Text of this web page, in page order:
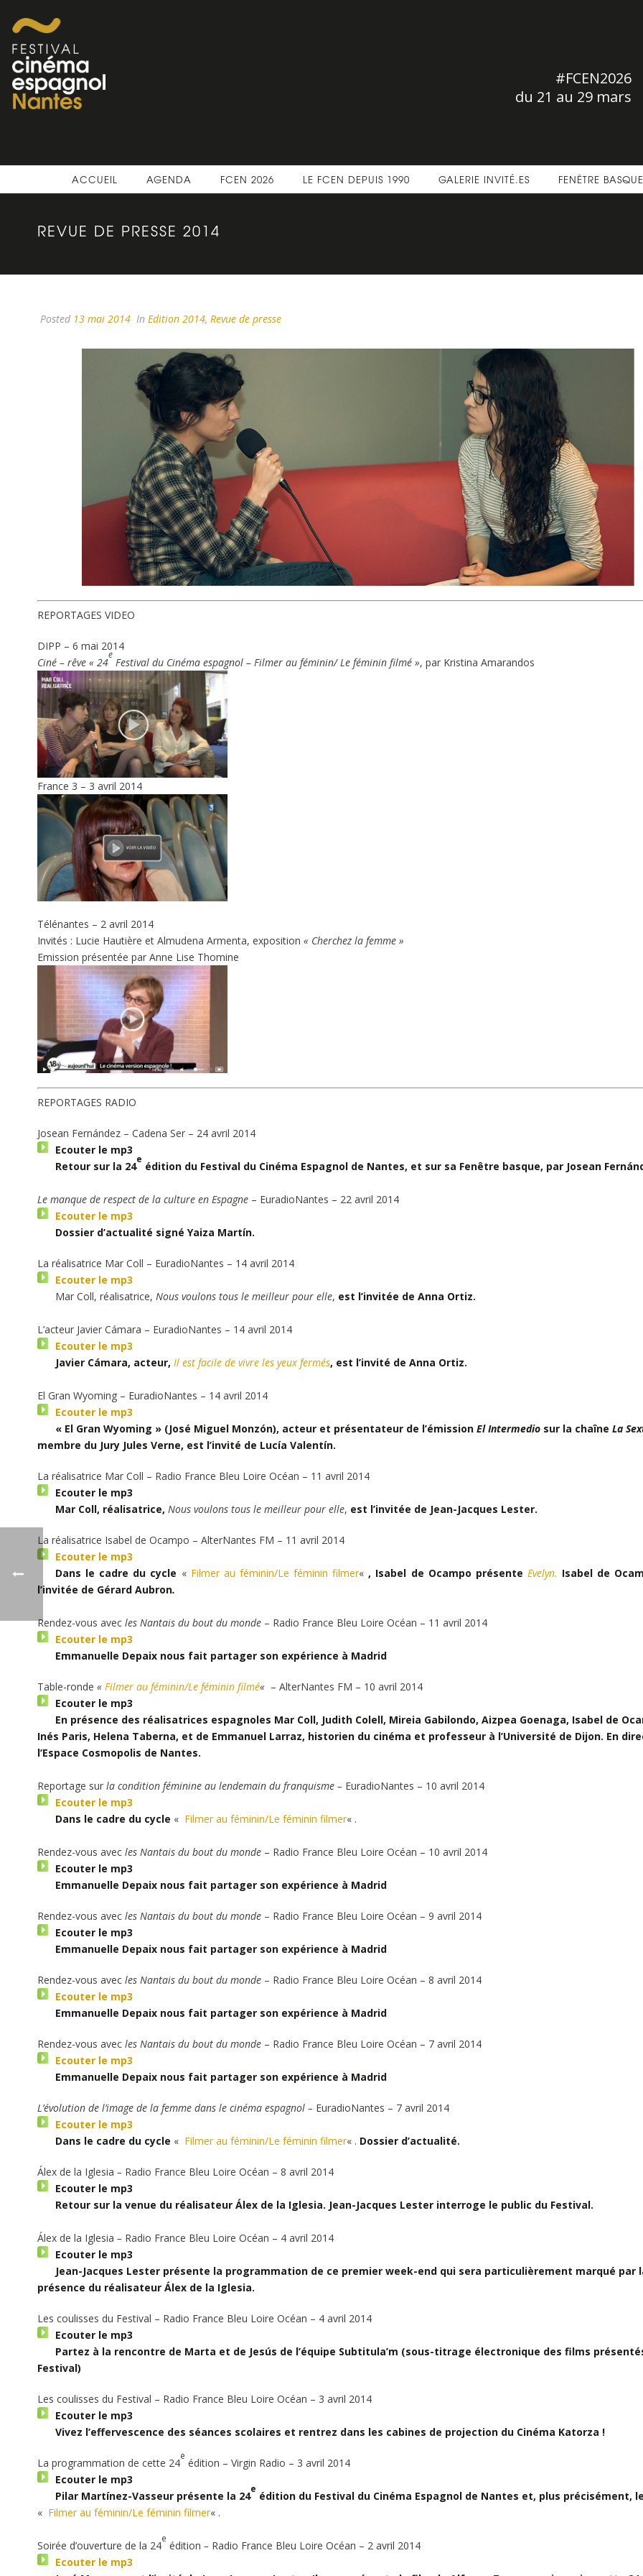
#FCEN2026
du 21 au 29 mars
ACCUEIL AGENDA FCEN 2026 LE FCEN DEPUIS 1990 GALERIE INVITÉ.ES FENÊTRE BASQUE
REVUE DE PRESSE 2014
Posted 13 mai 2014 In Edition 2014, Revue de presse
REPORTAGES VIDEO
DIPP – 6 mai 2014
Ciné – rêve « 24
e
Festival du Cinéma espagnol – Filmer au féminin/ Le féminin filmé », par Kristina Amarandos
France 3 – 3 avril 2014
Télénantes – 2 avril 2014
Invités : Lucie Hautière et Almudena Armenta, exposition « Cherchez la femme »
Emission présentée par Anne Lise Thomine
REPORTAGES RADIO
Josean Fernández – Cadena Ser – 24 avril 2014
Ecouter le mp3
Retour sur la 24
e
édition du Festival du Cinéma Espagnol de Nantes, et sur sa Fenêtre basque, par Josean
Le manque de respect de la culture en Espagne – EuradioNantes – 22 avril 2014
Ecouter le mp3
Dossier d’actualité signé Yaiza Martín.
La réalisatrice Mar Coll – EuradioNantes – 14 avril 2014
Ecouter le mp3
Mar Coll, réalisatrice, Nous voulons tous le meilleur pour elle, est l’invitée de Anna Ortiz.
L’acteur Javier Cámara – EuradioNantes – 14 avril 2014
Ecouter le mp3
Javier Cámara, acteur, Il est facile de vivre les yeux fermés, est l’invité de Anna Ortiz.
El Gran Wyoming – EuradioNantes – 14 avril 2014
Ecouter le mp3
« El Gran Wyoming » (José Miguel Monzón), acteur et présentateur de l’émission El Intermedio sur la chaîne La
membre du Jury Jules Verne, est l’invité de Lucía Valentín.
La réalisatrice Mar Coll – Radio France Bleu Loire Océan – 11 avril 2014
Ecouter le mp3
Mar Coll, réalisatrice, Nous voulons tous le meilleur pour elle, est l’invitée de Jean-Jacques Lester.
La réalisatrice Isabel de Ocampo – AlterNantes FM – 11 avril 2014
Ecouter le mp3
Dans le cadre du cycle « Filmer au féminin/Le féminin filmer«, Isabel de Ocampo présente Evelyn. Isabel de
l’invitée de Gérard Aubron.
Rendez-vous avec les Nantais du bout du monde – Radio France Bleu Loire Océan – 11 avril 2014
Ecouter le mp3
Emmanuelle Depaix nous fait partager son expérience à Madrid
Table-ronde « Filmer au féminin/Le féminin filmé« – AlterNantes FM – 10 avril 2014
Ecouter le mp3
En présence des réalisatrices espagnoles Mar Coll, Judith Colell, Mireia Gabilondo, Aizpea Goenaga, Isabel de
Inés Paris, Helena Taberna, et de Emmanuel Larraz, historien du cinéma et professeur à l’Université de Dijon. En
l’Espace Cosmopolis de Nantes.
Reportage sur la condition féminine au lendemain du franquisme – EuradioNantes – 10 avril 2014
Ecouter le mp3
Dans le cadre du cycle « Filmer au féminin/Le féminin filmer« .
Rendez-vous avec les Nantais du bout du monde – Radio France Bleu Loire Océan – 10 avril 2014
Ecouter le mp3
Emmanuelle Depaix nous fait partager son expérience à Madrid
Rendez-vous avec les Nantais du bout du monde – Radio France Bleu Loire Océan – 9 avril 2014
Ecouter le mp3
Emmanuelle Depaix nous fait partager son expérience à Madrid
Rendez-vous avec les Nantais du bout du monde – Radio France Bleu Loire Océan – 8 avril 2014
Ecouter le mp3
Emmanuelle Depaix nous fait partager son expérience à Madrid
Rendez-vous avec les Nantais du bout du monde – Radio France Bleu Loire Océan – 7 avril 2014
Ecouter le mp3
Emmanuelle Depaix nous fait partager son expérience à Madrid
L’évolution de l’image de la femme dans le cinéma espagnol – EuradioNantes – 7 avril 2014
Ecouter le mp3
Dans le cadre du cycle « Filmer au féminin/Le féminin filmer« . Dossier d’actualité.
Álex de la Iglesia – Radio France Bleu Loire Océan – 8 avril 2014
Ecouter le mp3
Retour sur la venue du réalisateur Álex de la Iglesia. Jean-Jacques Lester interroge le public du Festival.
Álex de la Iglesia – Radio France Bleu Loire Océan – 4 avril 2014
Ecouter le mp3
Jean-Jacques Lester présente la programmation de ce premier week-end qui sera particulièrement marqué par
présence du réalisateur Álex de la Iglesia.
Les coulisses du Festival – Radio France Bleu Loire Océan – 4 avril 2014
Ecouter le mp3
Partez à la rencontre de Marta et de Jesús de l’équipe Subtitula’m (sous-titrage électronique des films
Festival)
Les coulisses du Festival – Radio France Bleu Loire Océan – 3 avril 2014
Ecouter le mp3
Vivez l’effervescence des séances scolaires et rentrez dans les cabines de projection du Cinéma Katorza !
La programmation de cette 24
e
édition – Virgin Radio – 3 avril 2014
Ecouter le mp3
Pilar Martínez-Vasseur présente la 24
e
édition du Festival du Cinéma Espagnol de Nantes et, plus précisément,
« Filmer au féminin/Le féminin filmer« .
Soirée d’ouverture de la 24
e
édition – Radio France Bleu Loire Océan – 2 avril 2014
Ecouter le mp3